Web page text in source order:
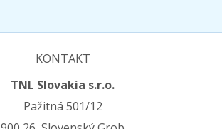
KONTAKT
TNL Slovakia s.r.o.
Pažitná 501/12